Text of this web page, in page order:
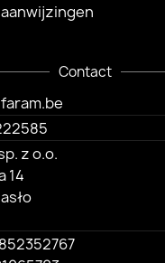
Contact
z o.o.
14